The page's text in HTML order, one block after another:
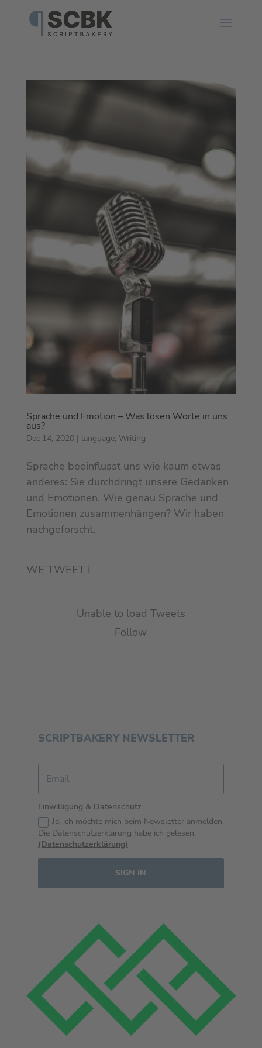
Sprache und Emotion – Was lösen Worte in uns
aus?
Dec 14, 2020| language, Writing
Sprache beeinflusst uns wie kaum etwas
anderes: Sie durchdringt unsere Gedanken
und Emotionen. Wie genau Sprache und
Emotionen zusammenhängen? Wir haben
nachgeforscht.
WE TWEET ℹ︎
Unable to load Tweets
Follow
SCRIPTBAKERY NEWSLETTER
Einwilligung & Datenschutz
Ja, ich möchte mich beim Newsletter anmelden.
Die Datenschutzerklärung habe ich gelesen.
(Datenschutzerklärung)
SIGN IN